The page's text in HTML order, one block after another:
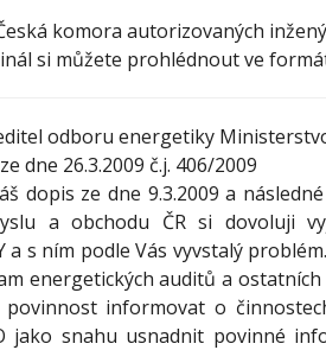
komora autorizovaných
si můžete prohlédnout ve
odboru energetiky
dne 26.3.2009 č.j. 406/2009
dopis ze dne 9.3.2009 a
a obchodu ČR si dovoluji
s ním podle Vás vyvstalý
energetických auditů a
povinnost informovat o
jako snahu usnadnit povinné